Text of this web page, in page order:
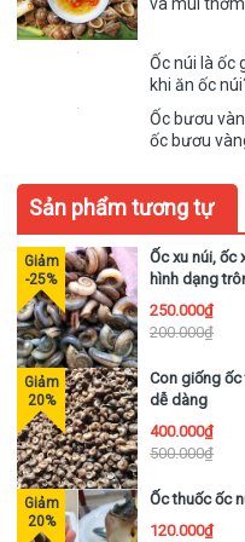
Để sơ chế ốc thuốc
hiện theo các bước
: Rửa sạch
để làm trôi hết lớp
dùng bàn chải
ốc.
Bước 2: Ngâm ốc
vài lát ớt cay cho
tiếng để ốc nhả hết
Bước 3: Rửa lại ốc
ráo nước trước khi
💥 Ốc núi có thể chế biến
và mùi
Ốc núi là ốc
khi ăn ốc
Ốc bươu
ốc bươu
Sản phẩm tương tự
Ốc xu núi, ốc
hình dạng
250.000₫
200.000₫
Con giống
dễ dàng
400.000₫
500.000₫
Ốc thuốc ốc
120.000₫